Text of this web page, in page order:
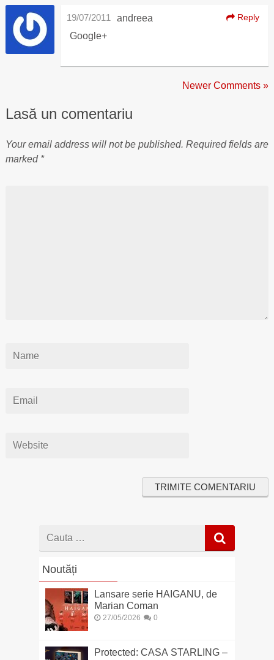
andreea
19/07/2011 Reply
Google+
Newer Comments »
Lasă un comentariu
Your email address will not be published. Required fields are
marked *
Cauta
Noutăți
Lansare serie HAIGANU, de
Marian Coman
27/05/2026 0
Protected: CASA STARLING –